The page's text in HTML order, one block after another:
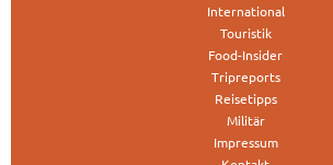
International
Touristik
Food-Insider
Tripreports
Reisetipps
Militär
Impressum